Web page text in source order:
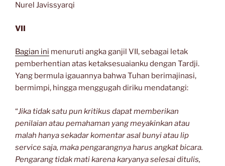
Nurel Javissyarqi
VII
Bagian ini menuruti angka ganjil VII, sebagai letak
pemberhentian atas ketaksesuaianku dengan Tardji.
Yang bermula igauannya bahwa Tuhan berimajinasi,
bermimpi, hingga menggugah diriku mendatangi:
“Jika tidak satu pun kritikus dapat memberikan
penilaian atau pemahaman yang meyakinkan atau
malah hanya sekadar komentar asal bunyi atau lip
service saja, maka pengarangnya harus angkat bicara.
Pengarang tidak mati karena karyanya selesai ditulis,